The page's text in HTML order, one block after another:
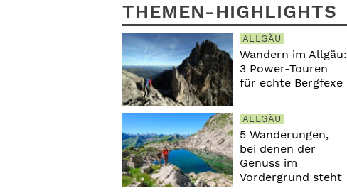
THEMEN-HIGHLIGHTS
ALLGÄU
Wandern im Allgäu:
3 Power-Touren
für echte Bergfexe
ALLGÄU
5 Wanderungen,
bei denen der
Genuss im
Vordergrund steht